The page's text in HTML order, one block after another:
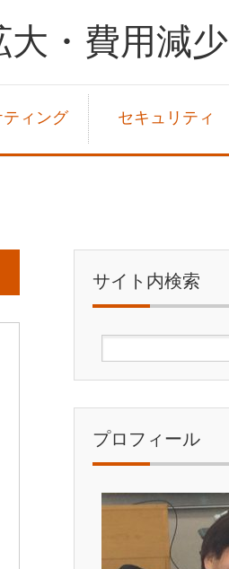
・費用減少
ティング セキュリティ
サイト内検索
プロフィール